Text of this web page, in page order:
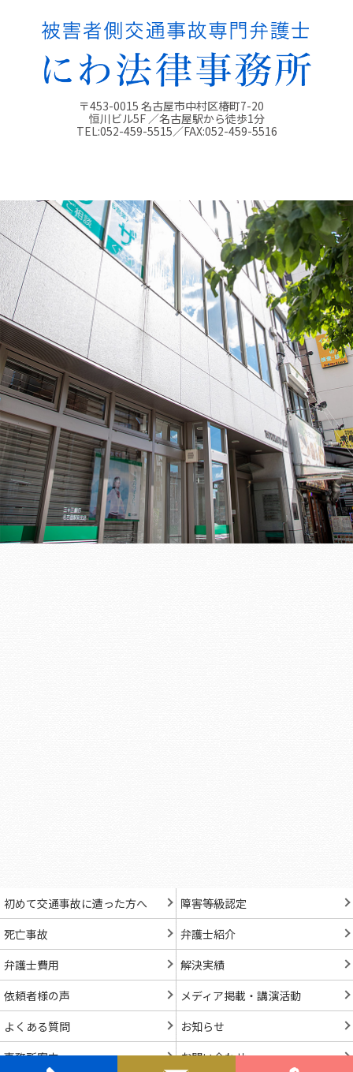
〒453-0015 名古屋市中村区椿町7-20
恒川ビル5F ／名古屋駅から徒歩1分
TEL:052-459-5515／FAX:052-459-5516
初めて交通事故に遭った方へ
障害等級認定
死亡事故
弁護士紹介
弁護士費用
解決実績
依頼者様の声
メディア掲載・講演活動
よくある質問
お知らせ
事務所案内
お問い合わせ